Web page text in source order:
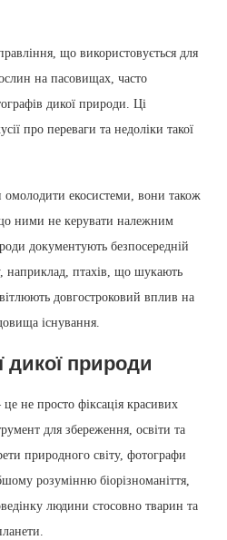
що використовується для
на пасовищах, часто
дикої природи. Ці
про переваги та недоліки такої
екосистеми, вони також
ними не керувати належним
документують безпосередній
наприклад, птахів, що шукають
довгостроковий вплив на
існування.
дикої природи
не просто фіксація красивих
для збереження, освіти та
природного світу, фотографи
розумінню біорізноманіття,
людини стосовно тварин та